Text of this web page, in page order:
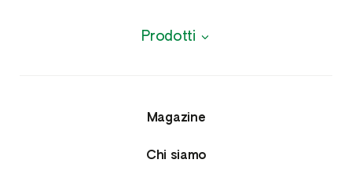
Prodotti
Agrofarmaci
Insetticidi e Nematocidi
Magazine
Chi siamo